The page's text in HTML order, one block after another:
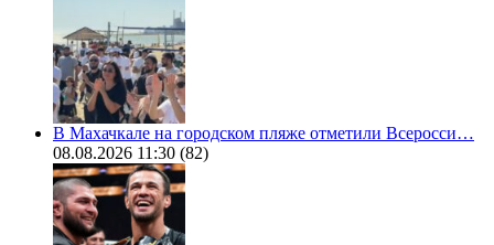
В Махачкале на городском пляже отметили Всеросси…
08.08.2026 11:30 (82)